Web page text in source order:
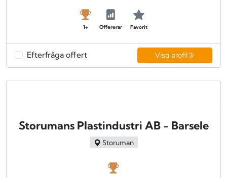
1+ Offererar Favorit
Efterfråga offert Visa profil
Storumans Plastindustri AB - Barsele
Storuman